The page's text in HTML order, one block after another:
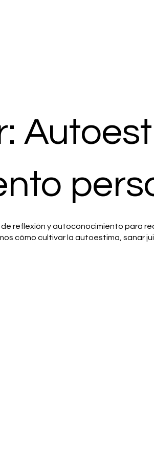
reflexión y autoconocimiento para
cómo cultivar la autoestima, sanar